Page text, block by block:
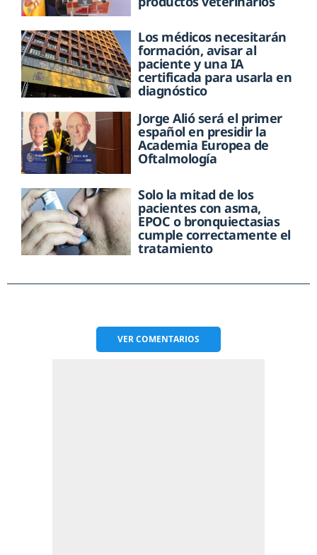
Los médicos necesitarán
formación, avisar al
paciente y una IA
certificada para usarla en
diagnóstico
Jorge Alió será el primer
español en presidir la
Academia Europea de
Oftalmología
Solo la mitad de los
pacientes con asma,
EPOC o bronquiectasias
cumple correctamente el
tratamiento
VERCOMENTARIOS